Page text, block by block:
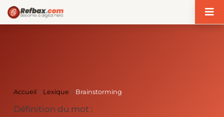
Accueil > Lexique > Brainstorming
Définition du mot :
Panneau de gestion des cookies